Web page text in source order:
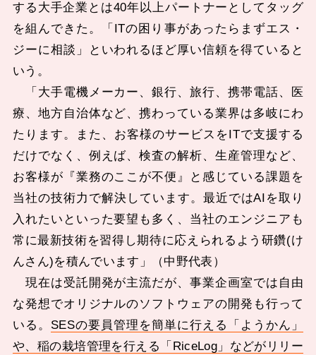
する大手企業とは40年以上パートナーとしてタッグ
を組んできた。「ITの困り事があったらまずエス・
ジーに相談」といわれるほど厚い信頼を得ていると
いう。
「大手電機メーカー、銀行、旅行、携帯電話、医
療、地方自治体など、携わっている業界は多岐にわ
たります。また、お客様のサービスをITで支援する
だけでなく、例えば、検査の解析、生産管理など、
お客様が『業務のここが不便』と感じている課題を
当社の技術力で解決しています。最近ではAIを取り
入れたいといった要望も多く、当社のエンジニアも
常に最新技術を習得し期待に応えられるよう研鑽(け
んさん)を積んでいます」（中野代表）
現在は受託開発が主流だが、事業企画室では自由
な発想でオリジナルのソフトウェアの開発も行って
いる。 SESの要員管理を簡単に行える「ようかん」
や、稲の栽培管理を行える「RiceLog」などがリリー